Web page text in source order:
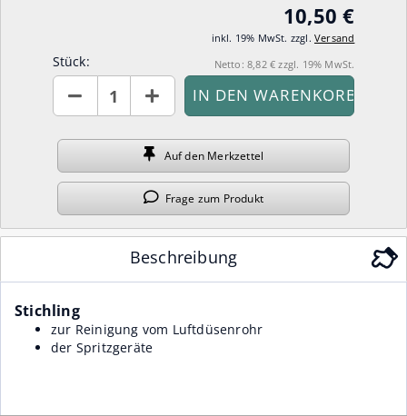
10,50 €
inkl. 19% MwSt. zzgl. Versand
Netto: 8,82 € zzgl. 19% MwSt.
Stück:
Stück
Auf den Merkzettel
Frage zum Produkt
Beschreibung
Stichling
zur Reinigung vom Luftdüsenrohr
der Spritzgeräte